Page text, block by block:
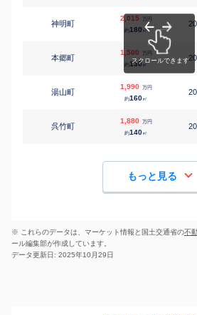
神明町
2,015 万円
約180 ㎡
本郷町
1,500 万円
約130㎡
湯山町
1,990 万円
約160㎡
呉竹町
1,880 万円
約140㎡
もっと見る
※ これらのデータは、マーケット情報と国土交通省の不
ール編集部が作成しています。
データ更新日: 2025年10月29日